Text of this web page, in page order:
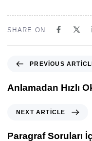
SHARE ON
PREVIOUS
Anlamadan Hızlı
NEXT ARTICLE
Paragraf Soruları